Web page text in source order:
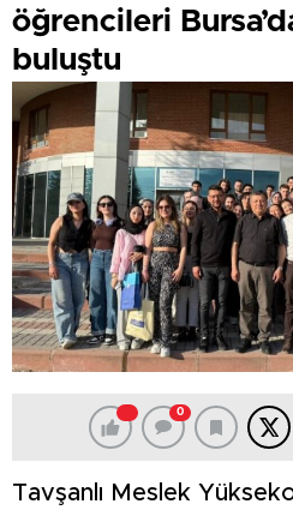
öğrencileri
buluştu
0
Tavşanlı Meslek